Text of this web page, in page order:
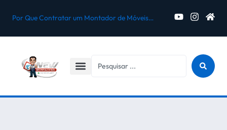
Por Que Contratar um Montador de Móveis Profissional em Jacareí?
5 Erros Que Podem Danificar Seus Móveis Durante a Montagem
Montagem de Móveis Novos Comprados na Internet em Jacareí
Desmontagem e Montagem de Móveis para Mudança em Jacareí